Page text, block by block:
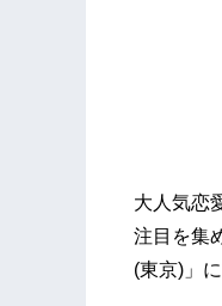
大人気恋
注目を集
(東京)」